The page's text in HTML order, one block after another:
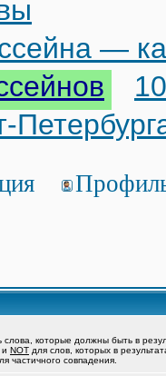
—
слова, которые должны быть в
и NOT для слов, которых в
частичного совпадения.